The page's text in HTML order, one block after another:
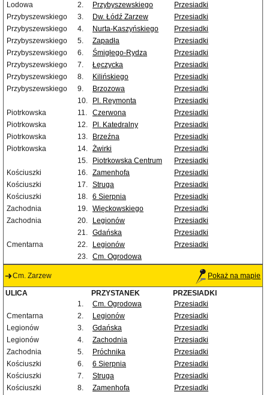
Lodowa
2. Przybyszewskiego
Przesiadki
Przybyszewskiego
3. Dw. Łódź Zarzew
Przesiadki
Przybyszewskiego
4. Nurta-Kaszyńskiego
Przesiadki
Przybyszewskiego
5. Zapadła
Przesiadki
Przybyszewskiego
6. Śmigłego-Rydza
Przesiadki
Przybyszewskiego
7. Łęczycka
Przesiadki
Przybyszewskiego
8. Kilińskiego
Przesiadki
Przybyszewskiego
9. Brzozowa
Przesiadki
10.
Pl. Reymonta
Przesiadki
Piotrkowska
11. Czerwona
Przesiadki
Piotrkowska
12. Pl. Katedralny
Przesiadki
Piotrkowska
13. Brzeźna
Przesiadki
Piotrkowska
14. Żwirki
Przesiadki
15.
Piotrkowska Centrum
Przesiadki
Kościuszki
16. Zamenhofa
Przesiadki
Kościuszki
17. Struga
Przesiadki
Kościuszki
18. 6 Sierpnia
Przesiadki
Zachodnia
19. Więckowskiego
Przesiadki
Zachodnia
20. Legionów
Przesiadki
21. Gdańska
Przesiadki
Cmentarna
22. Legionów
Przesiadki
23. Cm. Ogrodowa
Cm. Zarzew Pokaż na mapie
ULICA PRZYSTANEK
PRZESIADKI
1.
Cm. Ogrodowa
Przesiadki
Cmentarna
2. Legionów
Przesiadki
Legionów
3. Gdańska
Przesiadki
Legionów
4. Zachodnia
Przesiadki
Zachodnia
5. Próchnika
Przesiadki
Kościuszki
6. 6 Sierpnia
Przesiadki
Kościuszki
7. Struga
Przesiadki
Kościuszki
8. Zamenhofa Przesiadki